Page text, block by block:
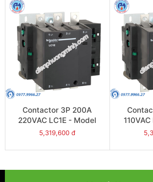
Contactor 3P 200A
220VAC LC1E - Model
LC1E200M6
5,319,600 đ